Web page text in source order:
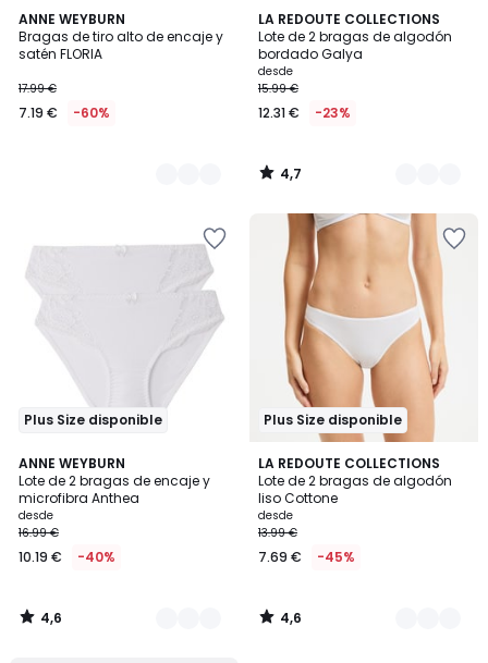
ANNE WEYBURN
Bragas de tiro alto de encaje y
satén FLORIA
17.99 €
7.19 € -60%
2
Colores
LA REDOUTE COLLECTIONS
Lote de 2 bragas de algodón
bordado Galya
desde
15.99 €
12.31 € -23%
4,7
/ 5
4
Colores
4,7
/
Plus Size disponible
ANNE WEYBURN
Lote de 2 bragas de encaje y
microfibra Anthea
desde
16.99 €
10.19 € -40%
4,6
/ 5
6
Colores
4,6
/
Plus Size disponible
LA REDOUTE COLLECTIONS
Lote de 2 bragas de algodón
liso Cottone
desde
13.99 €
7.69 € -45%
4,6
/ 5
3
Colores
4,6
/